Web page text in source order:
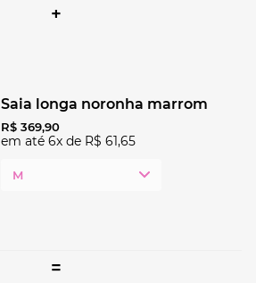
+
saia longa noronha marrom
R$ 369,90
em até 6x de R$ 61,65
M
=